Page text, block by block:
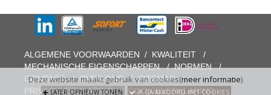
Deze website maakt gebruik van cookies(meer informatie)
LATER OPNIEUW TONEN IK GA AKKOORD MET COOKIES
ALGEMENE VOORWAARDEN / KWALITEIT
/
MECHANISCHE EIGENSCHAPPEN/NORMEN/
CONTACT/OVER ONS/SITEMAP/
PRIVACYVERKLARING/ COOKIEVERKLARING